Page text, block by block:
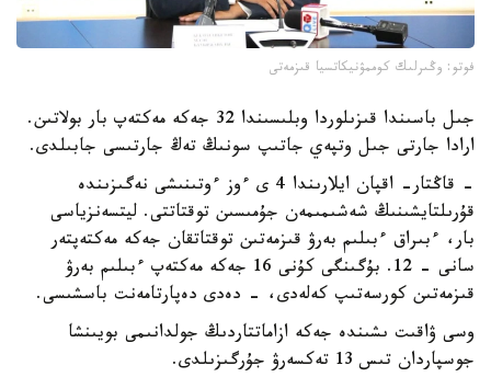
فوتو: وڭىرلىك كوممۋنيكاتسيا قىزمەتى
جىل باسىندا قىزىلوردا وبلىسىندا 32 جەكە مەكتەپ بار بولاتىن.
ارادا جارتى جىل وتپەي جاتىپ سونىڭ تەڭ جارتىسى جابىلدى.
- قاڭتار- اقپان ايلارىندا 4 ى ءوز ءوتىنىشى نەگىزىندە
قۇرىلتايشىنىڭ شەشىمىمەن جۇمىسىن توقتاتتى. ليتسەنزياسى
بار، ءبىراق ءبىلىم بەرۋ قىزمەتىن توقتاتقان جەكە مەكتەپتەر
سانى - 12. بۇگىنگى كۇنى 16 جەكە مەكتەپ ءبىلىم بەرۋ
قىزمەتىن كورسەتىپ كەلەدى، - دەدى دەپارتامەنت باسشىسى.
وسى ۋاقىت ىشىندە جەكە ازاماتتاردىڭ جولدانىمى بويىنشا
جوسپاردان تىس 13 تەكسەرۋ جۇرگىزىلدى.